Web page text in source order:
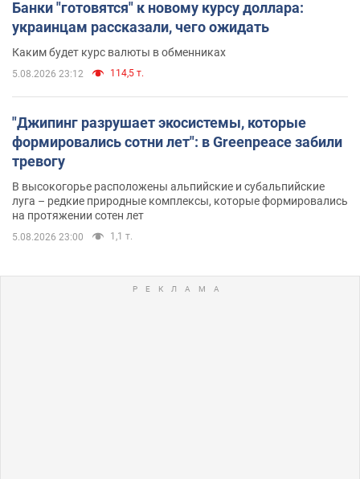
Банки "готовятся" к новому курсу доллара:
украинцам рассказали, чего ожидать
Каким будет курс валюты в обменниках
5.08.2026 23:12 114,5 т.
"Джипинг разрушает экосистемы, которые
формировались сотни лет": в Greenpeace забили
тревогу
В высокогорье расположены альпийские и субальпийские
луга – редкие природные комплексы, которые формировались
на протяжении сотен лет
5.08.2026 23:00 1,1 т.